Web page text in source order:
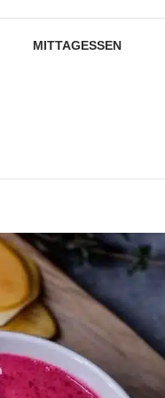
MITTAGESSEN